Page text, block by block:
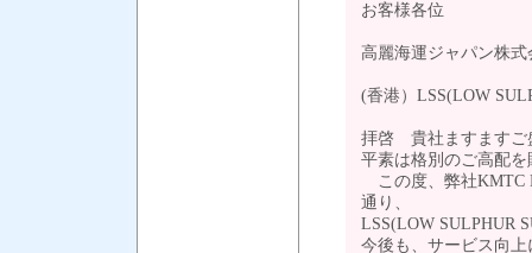
お客様各位
高麗海運ジャパン株式
(香港）LSS(LOW
拝啓 貴社ますますご
平素は格別のご高配
この度、弊社KMTC
通り、
LSS(LOW SULPHUR
今後も、サービス向